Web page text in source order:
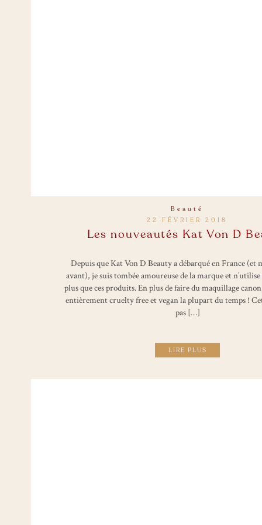
LIRE PLUS
Depuis que Kat Von D Beauty a débarqué en France (et
avant), je suis tombée amoureuse de la marque et
plus que ces produits. En plus de faire du maquillage
entièrement cruelty free et vegan la plupart du temps !
pas […]
22 FÉVRIER 2018
Les nouveautés Kat Von D
Beauté